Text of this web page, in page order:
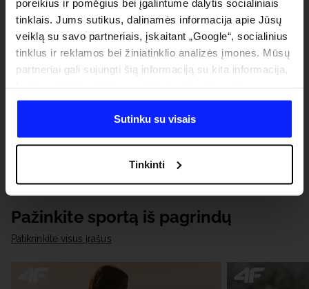
poreikius ir pomėgius bei įgalintume dalytis socialiniais
tinklais. Jums sutikus, dalinamės informacija apie Jūsų
veiklą su savo partneriais, įskaitant „Google“, socialinius
tinklus ir reklamos bei žiniatinklio analizės įmones. Mūsų
partneriai gali sujungti šią informaciją su kita informacija,
duomenimis, kuriuos jie gauna, kai naudojatės jų
paslaugomis. Gavus Jūsų leidimą, mes galime perduoti
Jūsų asmeninę informaciją savo partneriams, siekdami
analitinius tyrimus, pritaikyti turinį ir tobulinti mūsų
partnerių siūlomus sprendimus (pvz., socialinius tinklus).
skiltyje „Išsami informacija“.
Sutinku su visais
Tinkinti
Pažinkite sportą iš pagrindų
Patikrinkite visus įrašus